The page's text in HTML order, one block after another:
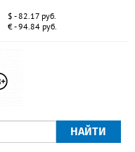
$ - 82.17 руб.
€ - 94.84 руб.
НАЙТИ